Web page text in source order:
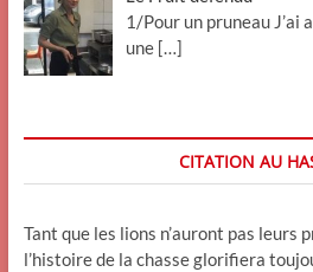
1/Pour un pruneau
une […]
CITATION AU
Tant que les lions n’auront pas leurs
l’histoire de la chasse glorifiera